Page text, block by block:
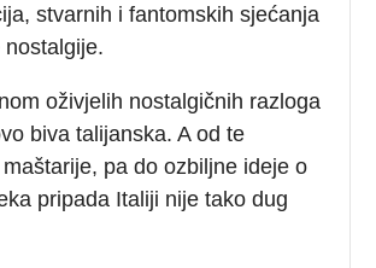
stvarnih i fantomskih sjećanja
oživjelih nostalgičnih razloga
biva talijanska. A od te
pa do ozbiljne ideje o
pripada Italiji nije tako dug